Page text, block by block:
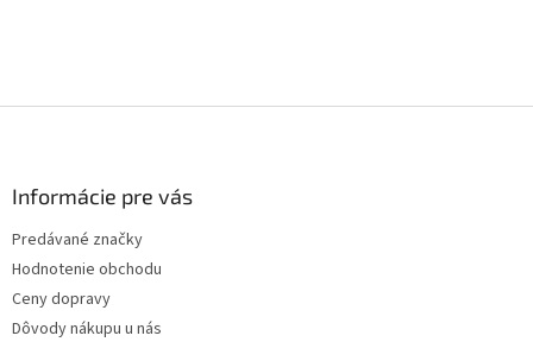
Informácie pre vás
Predávané značky
Hodnotenie obchodu
Ceny dopravy
Dôvody nákupu u nás